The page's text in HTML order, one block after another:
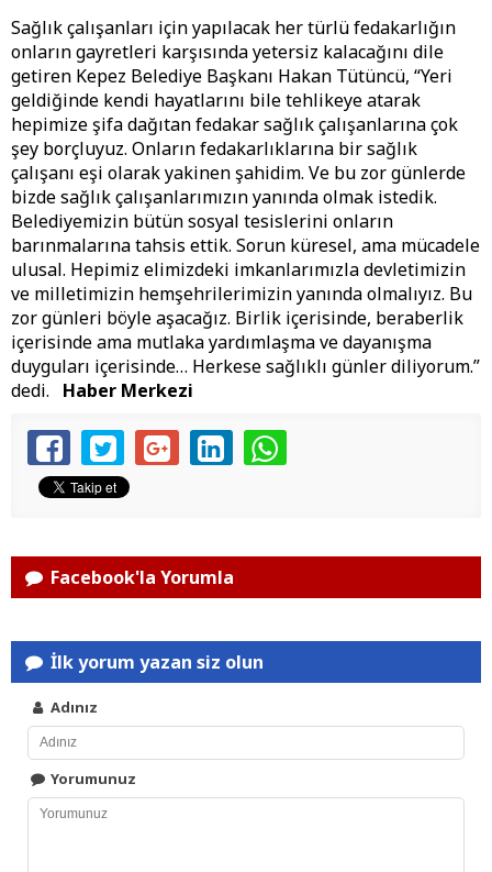
Sağlık çalışanları için yapılacak her türlü fedakarlığın
onların gayretleri karşısında yetersiz kalacağını dile
getiren Kepez Belediye Başkanı Hakan Tütüncü, “Yeri
geldiğinde kendi hayatlarını bile tehlikeye atarak
hepimize şifa dağıtan fedakar sağlık çalışanlarına çok
şey borçluyuz. Onların fedakarlıklarına bir sağlık
çalışanı eşi olarak yakinen şahidim. Ve bu zor günlerde
bizde sağlık çalışanlarımızın yanında olmak istedik.
Belediyemizin bütün sosyal tesislerini onların
barınmalarına tahsis ettik. Sorun küresel, ama mücadele
ulusal. Hepimiz elimizdeki imkanlarımızla devletimizin
ve milletimizin hemşehrilerimizin yanında olmalıyız. Bu
zor günleri böyle aşacağız. Birlik içerisinde, beraberlik
içerisinde ama mutlaka yardımlaşma ve dayanışma
duyguları içerisinde… Herkese sağlıklı günler diliyorum.”
dedi. Haber Merkezi
Facebook'la Yorumla
İlk yorum yazan siz olun
Adınız
Yorumunuz